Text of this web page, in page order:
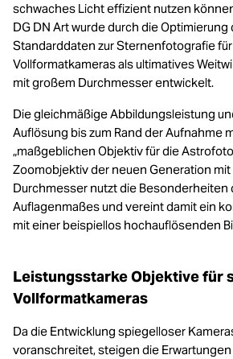
schwaches Licht effizient nutzen
DG DN Art wurde durch die
Standarddaten zur Sternenfotografie
Vollformatkameras als ultimatives
mit großem Durchmesser entwickelt.
Die gleichmäßige Abbildungsleistung
Auflösung bis zum Rand der Aufnahme
„maßgeblichen Objektiv für die
Zoomobjektiv der neuen Generation
Durchmesser nutzt die Besonderheiten
Auflagenmaßes und vereint damit ein
mit einer beispiellos hochauflösenden
Leistungsstarke Objektive für
Vollformatkameras
Da die Entwicklung spiegelloser
voranschreitet, steigen die